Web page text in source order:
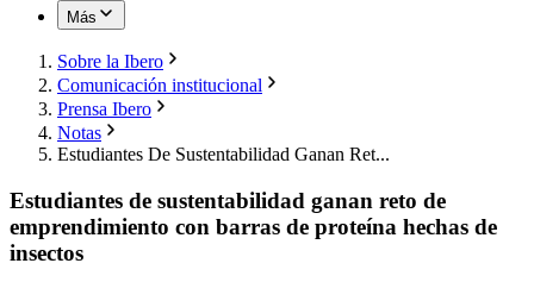
Más
Sobre la Ibero
Comunicación institucional
Prensa Ibero
Notas
Estudiantes De Sustentabilidad Ganan Ret...
Estudiantes de sustentabilidad ganan reto de
emprendimiento con barras de proteína hechas de
insectos